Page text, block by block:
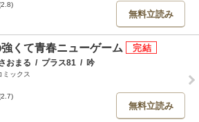
無料立読み
くて青春ニューゲーム
おまる / プラス81 / 吟
ミックス
無料立読み